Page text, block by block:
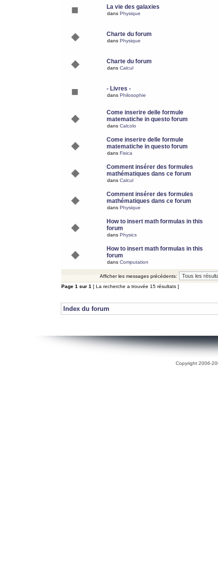
La vie des galaxies
dans Physique
Charte du forum
dans Physique
Charte du forum
dans Calcul
- Livres -
dans Philosophie
Come inserire delle formule
matematiche in questo forum
dans Calcolo
Come inserire delle formule
matematiche in questo forum
dans Fisica
Comment insérer des formules
mathématiques dans ce forum
dans Calcul
Comment insérer des formules
mathématiques dans ce forum
dans Physique
How to insert math formulas in this
forum
dans Physics
How to insert math formulas in this
forum
dans Computation
Afficher les messages précédents:
Page 1 sur 1 [ La recherche a trouvée 15 résultats ]
Index du forum
Copyright 2006-